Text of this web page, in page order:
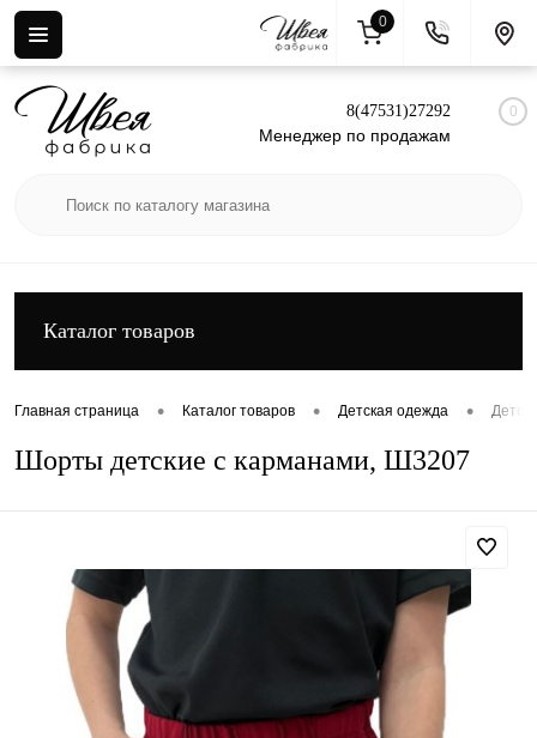
Вход Регистрация
8(47531)27292
Менеджер по продажам
0
Каталог товаров
Главная страница • Каталог товаров • Детская одежда •
Шорты детские с карманами, Ш3207
0